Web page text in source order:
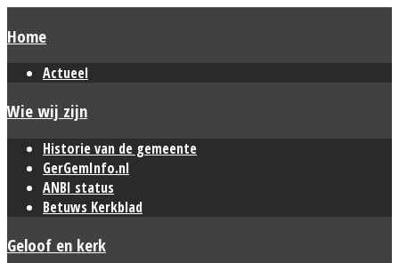
Home
Actueel
Wie wij zijn
Historie van de gemeente
GerGemInfo.nl
ANBI status
Betuws Kerkblad
Geloof en kerk